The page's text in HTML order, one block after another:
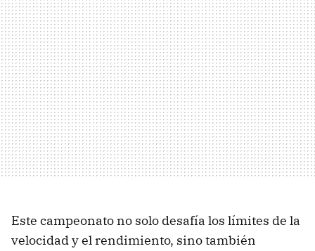
Este campeonato no solo desafía los límites de la
velocidad y el rendimiento, sino también